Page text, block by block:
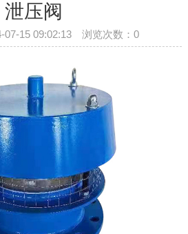
泄压阀
07-15 09:02:13 浏览次数：0